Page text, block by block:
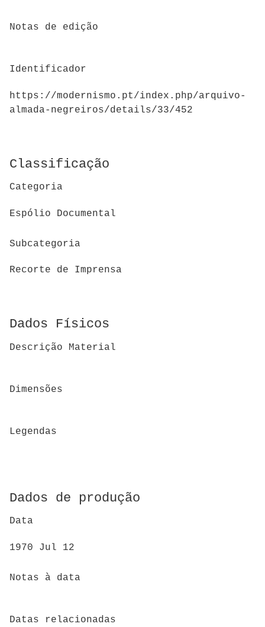
Notas de edição
Identificador
https://modernismo.pt/index.php/arquivo-
almada-negreiros/details/33/452
Classificação
Categoria
Espólio Documental
Subcategoria
Recorte de Imprensa
Dados Físicos
Descrição Material
Dimensões
Legendas
Dados de produção
Data
1970 Jul 12
Notas à data
Datas relacionadas